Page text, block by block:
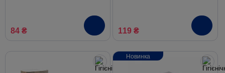
84 ₴ 119 ₴
Новинка